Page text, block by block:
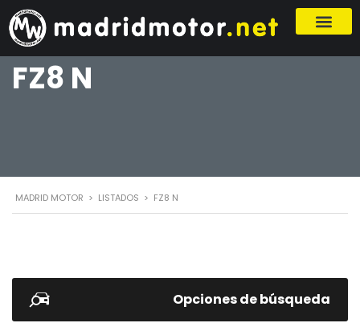
FZ8 N
MADRID MOTOR > LISTADOS > FZ8 N
Opciones de búsqueda